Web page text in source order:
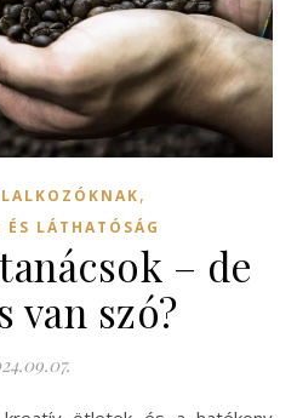
,
ÉS LÁTHATÓSÁG
– de
van szó?